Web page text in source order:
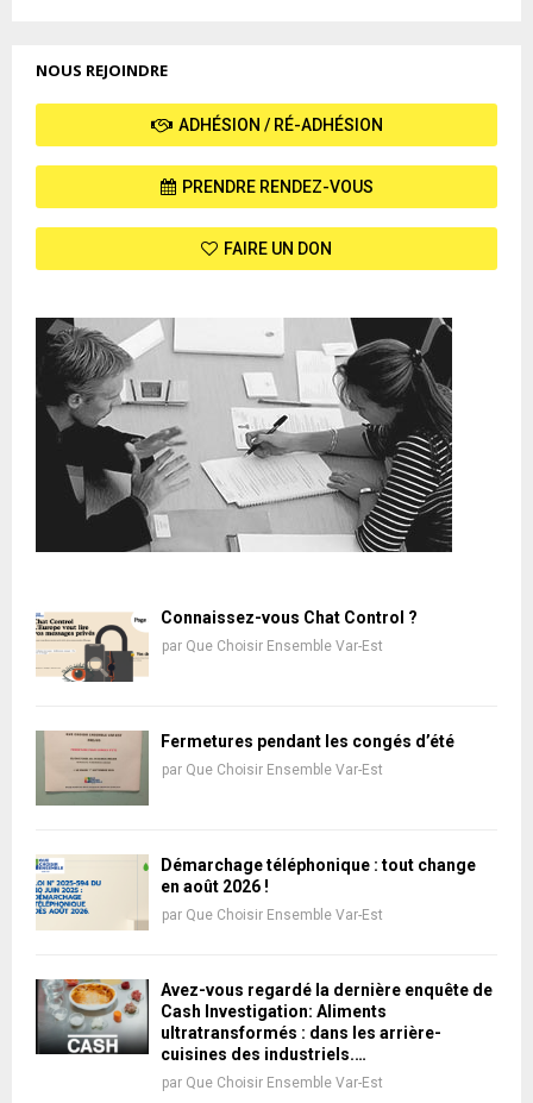
NOUS REJOINDRE
ADHÉSION / RÉ-ADHÉSION
PRENDRE RENDEZ-VOUS
FAIRE UN DON
Connaissez-vous Chat Control ?
par Que Choisir Ensemble Var-Est
Fermetures pendant les congés d’été
par Que Choisir Ensemble Var-Est
Démarchage téléphonique : tout change
en août 2026 !
par Que Choisir Ensemble Var-Est
Avez-vous regardé la dernière enquête de
Cash Investigation: Aliments
ultratransformés : dans les arrière-
cuisines des industriels.…
par Que Choisir Ensemble Var-Est